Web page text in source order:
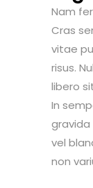
Nam
Cras
vitae
risus.
libero
In
gravida
vel
non